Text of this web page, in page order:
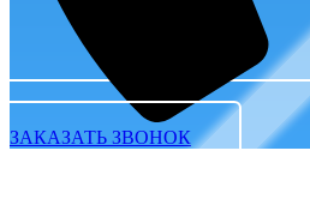
ЗАКАЗАТЬ ЗВОНОК